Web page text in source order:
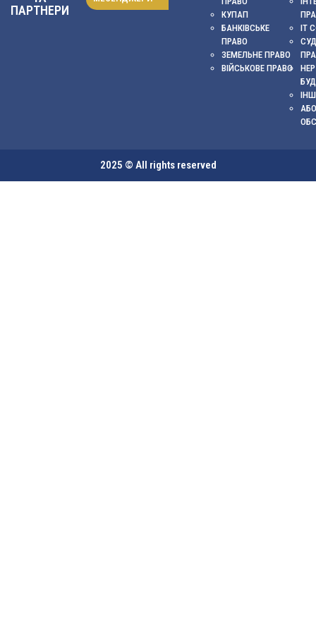
ПАРТНЕРИ
КУПАП
БАНКІВСЬКЕ
ПРАВО
ЗЕМЕЛЬНЕ ПРАВО
ВІЙСЬКОВЕ ПРАВО
ІТ
2025 © All rights reserved